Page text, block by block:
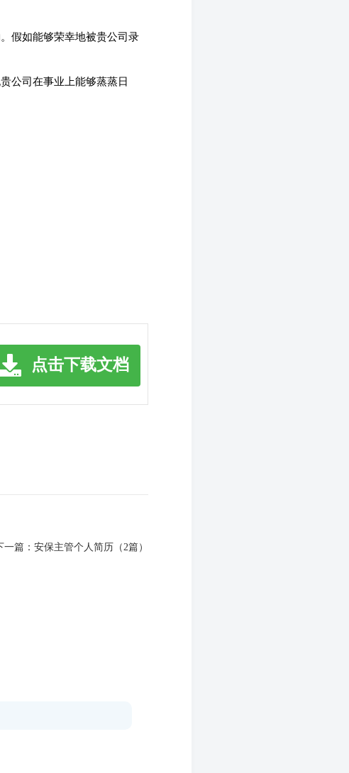
假如能够荣幸地被贵公司录
公司在事业上能够蒸蒸日
点击下载文档
一篇： 安保主管个人简历（2篇）